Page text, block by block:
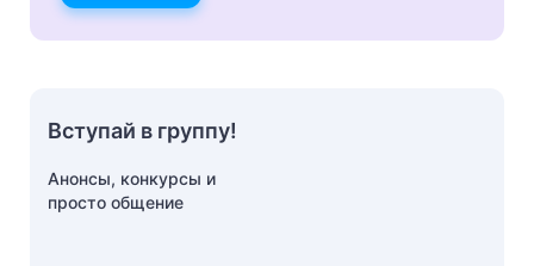
Вступай в группу!
Анонсы, конкурсы и
просто общение